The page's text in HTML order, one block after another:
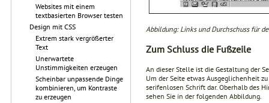
Websites mit einem
textbasierten Browser testen
Design mit CSS
Extrem stark vergrößerter
Text
Unerwartete
Unstimmigkeiten erzeugen
Scheinbar unpassende Dinge
kombinieren, um Kontraste
zu erzeugen
Abbildung: Links und Durchschuss für
Zum Schluss die Fußzeile
An dieser Stelle ist die Gestaltung der
Um der Seite etwas Ausgeglichenheit
serifenlosen Schrift dar. Oberhalb des
sehen Sie in der folgenden Abbildung.